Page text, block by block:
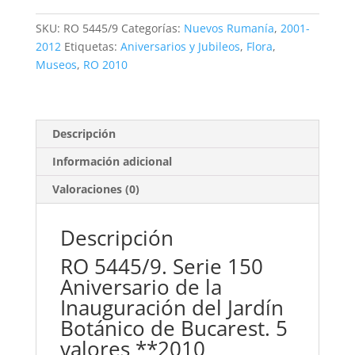
Aniversario
del
Jardín
valores
**2010
cantidad
SKU: RO 5445/9 Categorías: Nuevos Rumanía, 2001-
2012 Etiquetas: Aniversarios y Jubileos, Flora,
Museos, RO 2010
Descripción
Información adicional
Valoraciones (0)
Descripción
RO 5445/9. Serie 150
Aniversario de la
Inauguración del Jardín
Botánico de Bucarest. 5
valores **2010